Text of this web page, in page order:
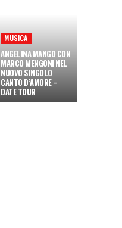
MUSICA
ANGELINA MANGO CON
MARCO MENGONI NEL
NUOVO SINGOLO
CANTO D’AMORE –
DATE TOUR